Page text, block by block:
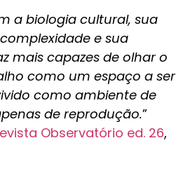
a biologia cultural, sua
e sua
mais capazes de olhar o
como um espaço a ser
como ambiente de
de reprodução.”
Observatório ed. 26,